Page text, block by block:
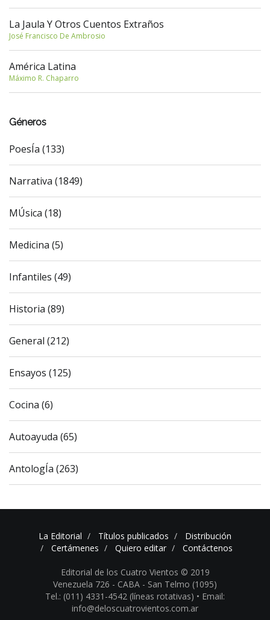
La Jaula Y Otros Cuentos Extraños
José Francisco De Ambrosio
América Latina
Máximo R. Chaparro
Géneros
PoesÍa (133)
Narrativa (1849)
MÚsica (18)
Medicina (5)
Infantiles (49)
Historia (89)
General (212)
Ensayos (125)
Cocina (6)
Autoayuda (65)
AntologÍa (263)
La Editorial Títulos publicados
Distribución
Certámenes
Quiero editar Contáctenos
Editorial de los Cuatro Vientos © 2019
Venezuela 726 - CABA - San Telmo (1095)
Tel.: (011) 4331-4542 (líneas rotativas) • Email:
info@deloscuatrovientos.com.ar